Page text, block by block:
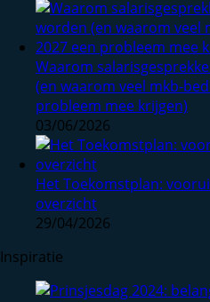
Waarom
(en waarom veel mkb-
probleem mee krijgen)
03/06/2026
Het Toekomstplan:
overzicht
29/04/2026
Inspiratie